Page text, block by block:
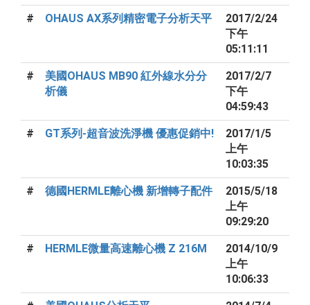
# OHAUS AX系列精密電子分析天平
2017/2/24
下午
05:11:11
#
美國OHAUS MB90 紅外線水分分
析儀
2017/2/7
下午
04:59:43
# GT系列-超音波洗淨機 優惠促銷中!
2017/1/5
上午
10:03:35
# 德國HERMLE離心機 新增轉子配件
2015/5/18
上午
09:29:20
# HERMLE微量高速離心機 Z 216M
2014/10/9
上午
10:06:33